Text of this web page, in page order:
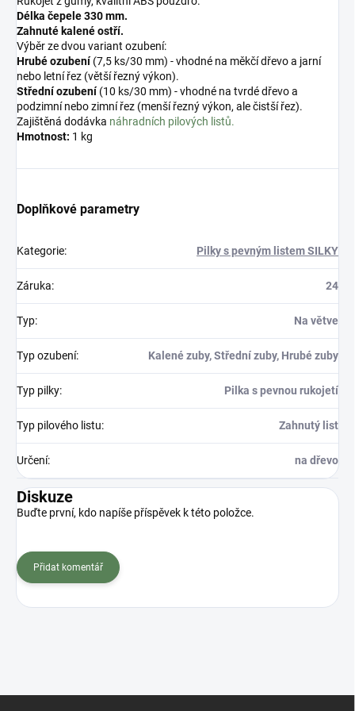
Délka čepele 330 mm.
Zahnuté kalené ostří.
Výběr ze dvou variant ozubení:
Hrubé ozubení(7,5 ks/30 mm) - vhodné na měkčí dřevo a jarní
nebo letní řez (větší řezný výkon).
Střední ozubení(10 ks/30 mm) - vhodné na tvrdé dřevo a
podzimní nebo zimní řez (menší řezný výkon, ale čistší řez).
Zajištěná dodávka náhradních pilových listů.
Hmotnost: 1 kg
Doplňkové parametry
Kategorie: Pilky s pevným listem SILKY
Záruka: 24
Typ: Na větve
Typ ozubení: Kalené zuby, Střední zuby, Hrubé zuby
Typ pilky: Pilka s pevnou rukojetí
Typ pilového listu: Zahnutý list
Určení: na dřevo
Diskuze
Buďte první, kdo napíše příspěvek k této položce.
Přidat komentář